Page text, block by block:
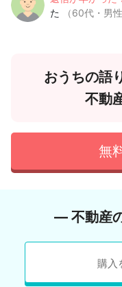
た
（60代・男
おうちの語
不動
無
― 不動産
購入